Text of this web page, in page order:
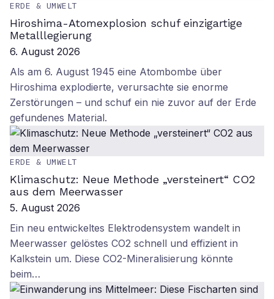
ERDE & UMWELT
Hiroshima-Atomexplosion schuf einzigartige
Metalllegierung
6. August 2026
Als am 6. August 1945 eine Atombombe über
Hiroshima explodierte, verursachte sie enorme
Zerstörungen – und schuf ein nie zuvor auf der Erde
gefundenes Material.
ERDE & UMWELT
Klimaschutz: Neue Methode „versteinert“ CO2
aus dem Meerwasser
5. August 2026
Ein neu entwickeltes Elektrodensystem wandelt in
Meerwasser gelöstes CO2 schnell und effizient in
Kalkstein um. Diese CO2-Mineralisierung könnte
beim…